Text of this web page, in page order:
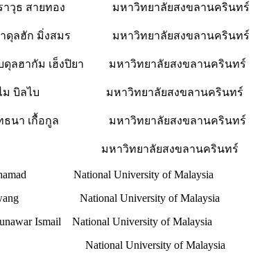
สราวุธ สายทอง มหาวิทยาลัยสงขลานครินทร์
ญาดุลฮัก มิ่งสมร มหาวิทยาลัยสงขลานครินทร์
บดุลฮากัม เฮ็งปิยา มหาวิทยาลัยสงขลานครินทร์
. สุไม บิลไบ มหาวิทยาลัยสงขลานครินทร์
ยุทธนา เกื้อกูล มหาวิทยาลัยสงขลานครินทร์
ละ มหาวิทยาลัยสงขลานครินทร์
National University of Malaysia
Awang National University of Malaysia
Ismail National University of Malaysia
National University of Malaysia